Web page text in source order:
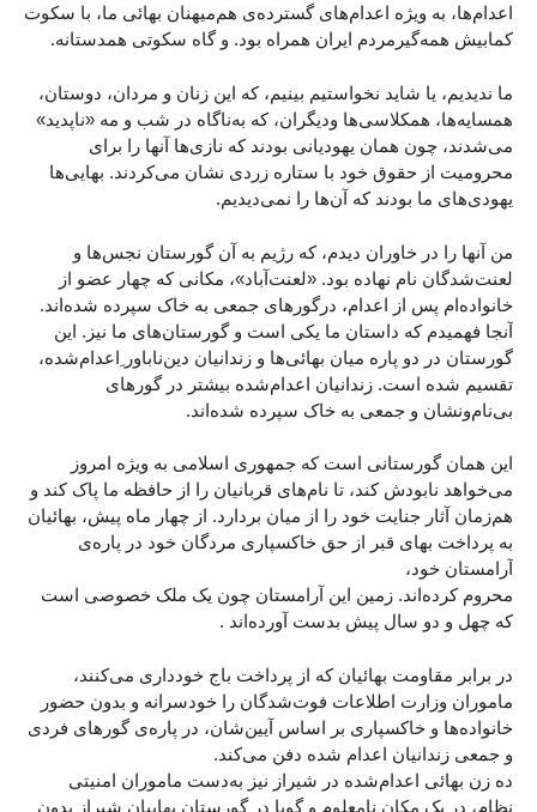
اعدام‌ها، به ویژه اعدام‌های گسترده‌ی هم‌میهنان بهائی ما، با سکوت
کمابیش همه‌گیرمردم ایران همراه بود. و گاه سکوتی همدستانه.
ما ندیدیم، یا شاید نخواستیم بینیم، که این زنان و مردان، دوستان‌،
همسایه‌ها، همکلاسی‌ها ودیگران، که به‌ناگاه در شب و مه «ناپدید»
می‌شدند، چون همان یهودیانی بودند که نازی‌ها آنها را برای
محرومیت از حقوق خود با ستاره زردی نشان می‌کردند. بهایی‌ها
یهودی‌های ما بودند که آن‌ها را نمی‌دیدیم.
من آنها را در خاوران دیدم، که رژیم به آن گورستان نجس‌ها و
لعنت‌شدگان نام نهاده بود. «لعنت‌آباد»، مکانی که چهار عضو از
خانواده‌ام پس از اعدام، درگورهای جمعی به خاک سپرده شده‌اند.
آنجا فهمیدم که داستان ما یکی است و گورستان‌های ما نیز. این
گورستان در دو پاره‌ میان بهائی‌ها و زندانیان دین‌ناباور ِاعدام‌شده،
تقسیم شده است. زندانیان اعدام‌شده بیشتر در گورهای
بی‌نام‌ونشان و جمعی به خاک سپرده شده‌اند.
این همان گورستانی است که جمهوری اسلامی به ویژه امروز
می‌خواهد نابودش کند، تا نام‌های قربانیان را از حافظه ما پاک کند و
هم‌زمان آثار جنایت خود را از میان بردارد. از چهار ماه پیش، بهائیان
به پرداخت بهای قبر از حق خاکسپاری مردگان خود در پاره‌ی
آرامستان خود،
محروم کرده‌اند. زمین این آرامستان چون یک ملک خصوصی است
که چهل و دو سال پیش بدست آورده‌اند .
در برابر مقاومت بهائیان که از پرداخت باج خودداری می‌کنند،
ماموران وزارت اطلاعات فوت‌شدگان را خودسرانه و بدون حضور
خانواده‌ها و خاکسپاری بر اساس آیین‌شان، در پاره‌ی گورهای فردی
و جمعی زندانیان اعدام شده دفن می‌کند.
ده زن بهائی اعدام‌شده در شیراز نیز به‌دست ماموران امنیتی
نظام، در یک مکان نامعلوم و گویا در گورستان بهاییان شیراز بدون